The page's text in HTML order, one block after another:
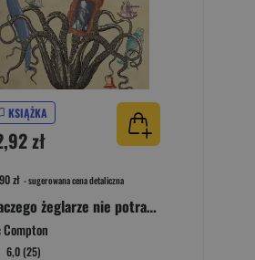
KSIĄŻKA
zł
zł - sugerowana cena detaliczna
Dlaczego żeglarze nie potrafią pływać oraz inne morskie osobliwości
Compton
6,0 (25)